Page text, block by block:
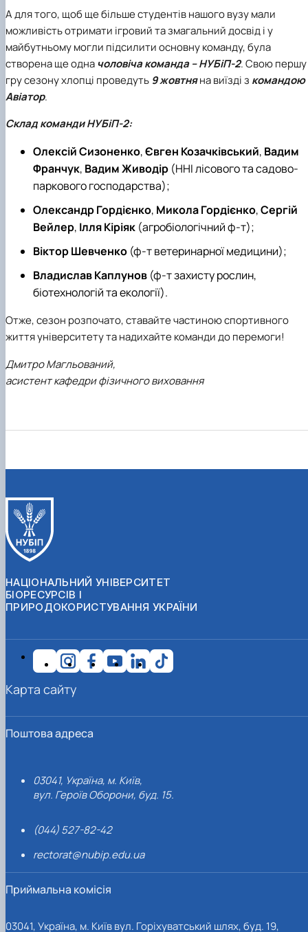
А для того, щоб ще більше студентів нашого вузу мали
можливість отримати ігровий та змагальний досвід і у
майбутньому могли підсилити основну команду, була
створена ще одначоловіча команда – НУБіП-2. Свою першу
гру сезону хлопці проведуть 9 жовтняна виїзді з командою
Авіатор.
Склад команди НУБіП-2:
Олексій Сизоненко,Євген Козачківський, Вадим
Франчук, Вадим Живодір (ННІ лісового та садово-
паркового господарства);
Олександр Гордієнко, Микола Гордієнко,Сергій
Вейлер, Ілля Кіріяк (агробіологічний ф-т);
Віктор Шевченко (ф-т ветеринарної медицини);
Владислав Каплунов (ф-т захисту рослин,
біотехнологій та екології).
Отже, сезон розпочато, ставайте частиною спортивного
життя університету та надихайте команди до перемоги!
Дмитро Магльований,
асистент кафедри фізичного виховання
НАЦІОНАЛЬНИЙ УНІВЕРСИТЕТ
БІОРЕСУРСІВ І
ПРИРОДОКОРИСТУВАННЯ УКРАЇНИ
Поштова адреса
03041, Україна, м. Київ,
вул. Героїв Оборони, буд. 15.
(044) 527-82-42
rectorat@nubip.edu.ua
Приймальна комісія
03041, Україна, м. Київ вул. Горіхуватський шлях, буд. 19,
Карта сайту